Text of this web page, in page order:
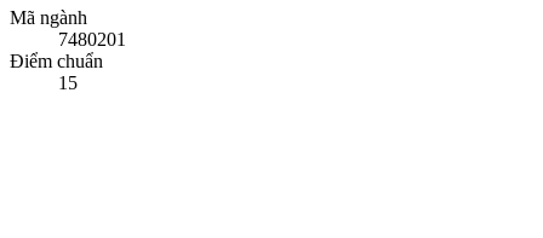
Mã ngành
7480201
Điểm chuẩn
15